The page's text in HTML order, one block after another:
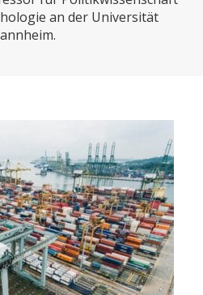
FOR FUTURE
an der Universität